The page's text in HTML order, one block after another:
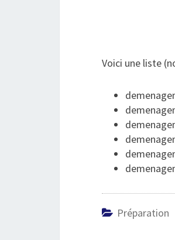
Voici une liste
Préparation